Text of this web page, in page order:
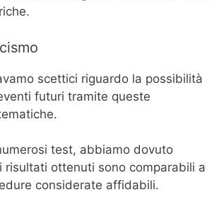
scettici riguardo la possibilità
futuri tramite queste
test, abbiamo dovuto
risultati ottenuti sono comparabili a
considerate affidabili.